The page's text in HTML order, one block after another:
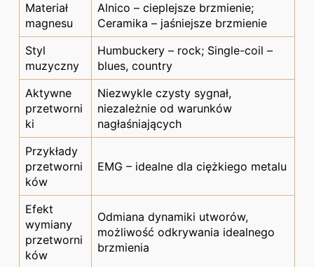
Materiał
magnesu
Alnico – cieplejsze brzmienie;
Ceramika – jaśniejsze brzmienie
Styl
muzyczny
Humbuckery – rock; Single-coil –
blues, country
Aktywne
przetworni
ki
Niezwykle czysty sygnał,
niezależnie od warunków
nagłaśniających
Przykłady
przetworni
ków
EMG – idealne dla ciężkiego metalu
Efekt
wymiany
przetworni
ków
Odmiana dynamiki utworów,
możliwość odkrywania idealnego
brzmienia